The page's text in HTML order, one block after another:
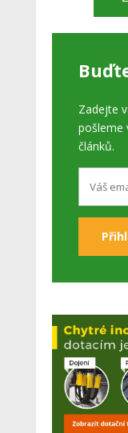
Zadejte
pošleme
článků.